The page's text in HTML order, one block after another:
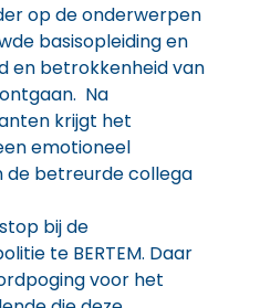
op de onderwerpen
basisopleiding en
en betrokkenheid van
Na
krijgt het
emotioneel
de betreurde collega
bij de
te BERTEM. Daar
voor het